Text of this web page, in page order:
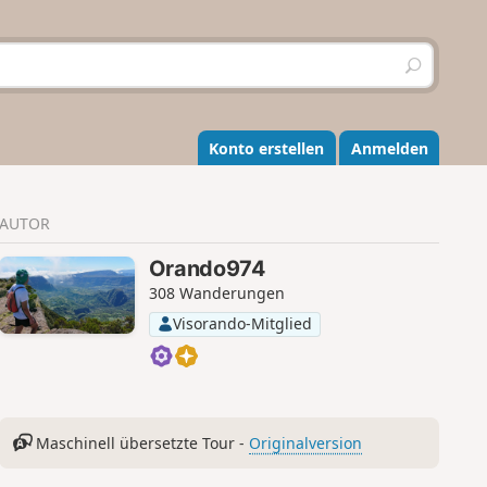
S
u
h
e
n
Konto erstellen Anmelden
AUTOR
Orando974
308 Wanderungen
Visorando-Mitglied
Maschinell übersetzte Tour - Originalversion